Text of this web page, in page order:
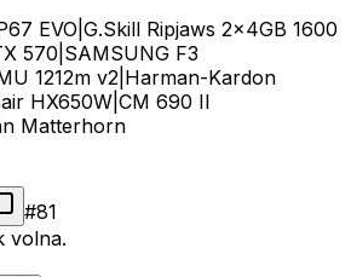
EVO|G.Skill Ripjaws 2x4GB 1600
570|SAMSUNG F3
1212m v2|Harman-Kardon
HX650W|CM 690 II
Matterhorn
#81
volna.